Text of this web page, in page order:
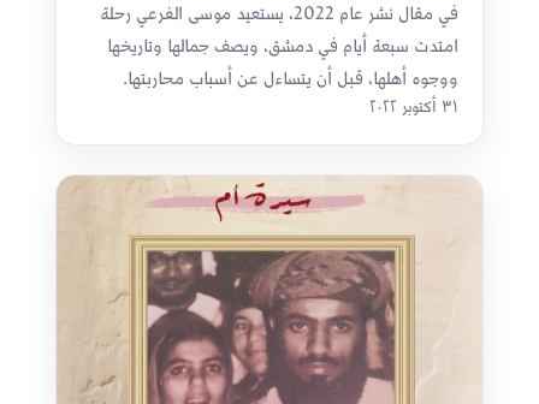
في مقال نشر عام 2022، يستعيد موسى الفرعي رحلة
امتدت سبعة أيام في دمشق، ويصف جمالها وتاريخها
ووجوه أهلها، قبل أن يتساءل عن أسباب محاربتها.
٣١ أكتوبر ٢٠٢٢